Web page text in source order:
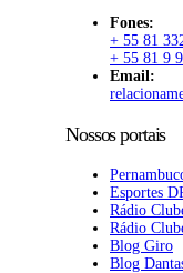
Fones:
+ 55 81
+ 55 81 9
Email:
Nossos portais
Esportes
Rádio
Rádio
Blog Giro
Blog